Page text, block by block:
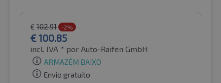
€ 102.91 -2%
€100.85
incl. IVA * por Auto-Raifen GmbH
ARMAZÉM BAIXO
Envio gratuito